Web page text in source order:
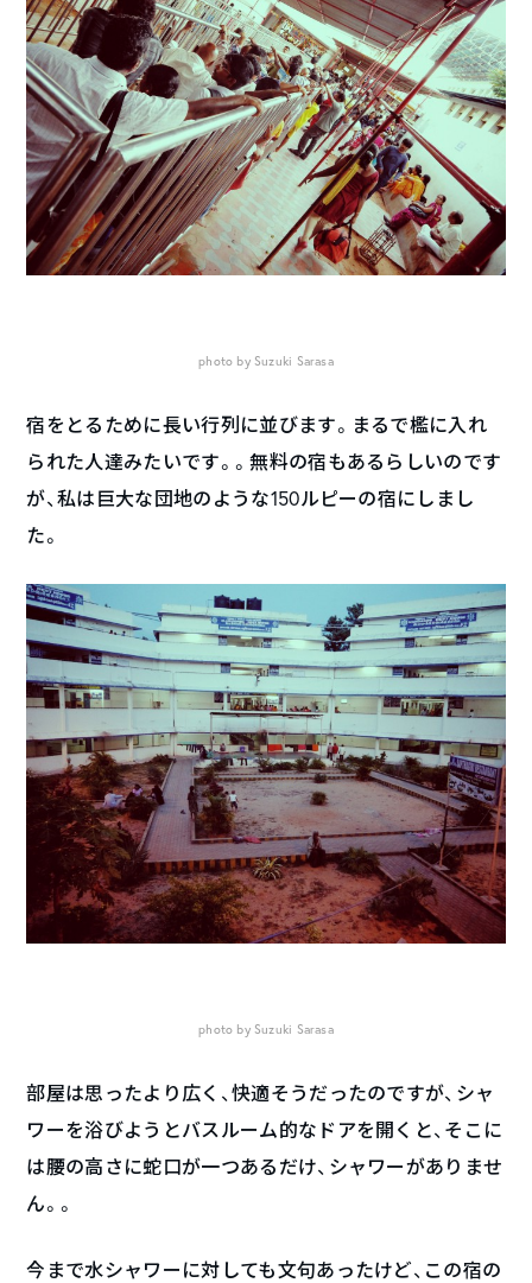
photo by Suzuki Sarasa
宿をとるために長い行列に並びます。まるで檻に入れ
られた人達みたいです。。無料の宿もあるらしいのです
が、私は巨大な団地のような150ルピーの宿にしまし
た。
photo by Suzuki Sarasa
部屋は思ったより広く、快適そうだったのですが、シャ
ワーを浴びようとバスルーム的なドアを開くと、そこに
は腰の高さに蛇口が一つあるだけ、シャワーがありませ
ん。。
今まで水シャワーに対しても文句あったけど、この宿の